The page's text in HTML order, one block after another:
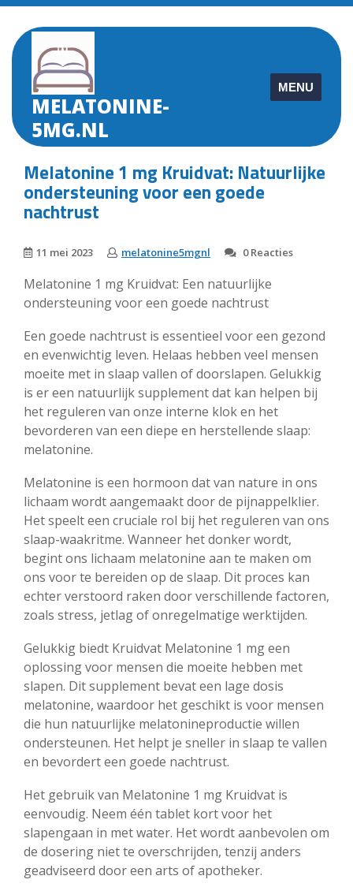
Skip
content
MELATONINE-
5MG.NL
MENU
Melatonine 1 mg Kruidvat: Natuurlijke
ondersteuning voor een goede
nachtrust
11 mei 2023 melatonine5mgnl 0 Reacties
Melatonine 1 mg Kruidvat: Een natuurlijke
ondersteuning voor een goede nachtrust
Een goede nachtrust is essentieel voor een gezond
en evenwichtig leven. Helaas hebben veel mensen
moeite met in slaap vallen of doorslapen. Gelukkig
is er een natuurlijk supplement dat kan helpen bij
het reguleren van onze interne klok en het
bevorderen van een diepe en herstellende slaap:
melatonine.
Melatonine is een hormoon dat van nature in ons
lichaam wordt aangemaakt door de pijnappelklier.
Het speelt een cruciale rol bij het reguleren van ons
slaap-waakritme. Wanneer het donker wordt,
begint ons lichaam melatonine aan te maken om
ons voor te bereiden op de slaap. Dit proces kan
echter verstoord raken door verschillende factoren,
zoals stress, jetlag of onregelmatige werktijden.
Gelukkig biedt Kruidvat Melatonine 1 mg een
oplossing voor mensen die moeite hebben met
slapen. Dit supplement bevat een lage dosis
melatonine, waardoor het geschikt is voor mensen
die hun natuurlijke melatonineproductie willen
ondersteunen. Het helpt je sneller in slaap te vallen
en bevordert een goede nachtrust.
Het gebruik van Melatonine 1 mg Kruidvat is
eenvoudig. Neem één tablet kort voor het
slapengaan in met water. Het wordt aanbevolen om
de dosering niet te overschrijden, tenzij anders
geadviseerd door een arts of apotheker.